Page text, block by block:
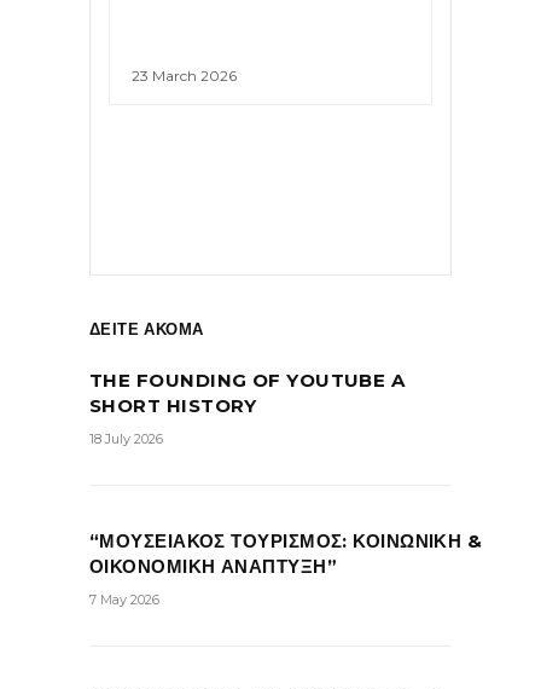
23 March 2026
ΔΕΙΤΕ ΑΚΟΜΑ
THE FOUNDING OF YOUTUBE A
SHORT HISTORY
18 July 2026
“ΜΟΥΣΕΙΑΚΟΣ ΤΟΥΡΙΣΜΟΣ: ΚΟΙΝΩΝΙΚΗ &
ΟΙΚΟΝΟΜΙΚΗ ΑΝΑΠΤΥΞΗ”
7 May 2026